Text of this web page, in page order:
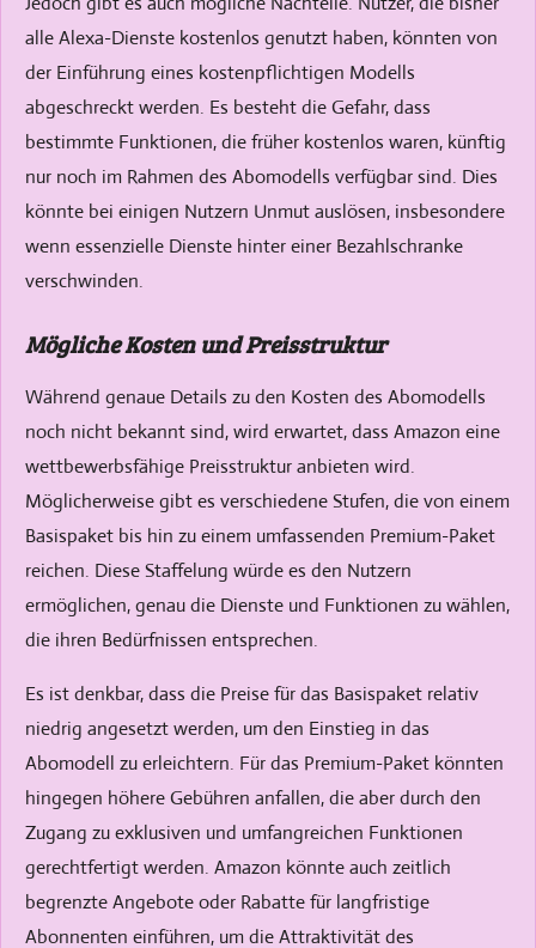
alle Alexa-Dienste kostenlos genutzt haben, könnten von
der Einführung eines kostenpflichtigen Modells
abgeschreckt werden. Es besteht die Gefahr, dass
bestimmte Funktionen, die früher kostenlos waren, künftig
nur noch im Rahmen des Abomodells verfügbar sind. Dies
könnte bei einigen Nutzern Unmut auslösen, insbesondere
wenn essenzielle Dienste hinter einer Bezahlschranke
verschwinden.
Mögliche Kosten und Preisstruktur
Während genaue Details zu den Kosten des Abomodells
noch nicht bekannt sind, wird erwartet, dass Amazon eine
wettbewerbsfähige Preisstruktur anbieten wird.
Möglicherweise gibt es verschiedene Stufen, die von einem
Basispaket bis hin zu einem umfassenden Premium-Paket
reichen. Diese Staffelung würde es den Nutzern
ermöglichen, genau die Dienste und Funktionen zu wählen,
die ihren Bedürfnissen entsprechen.
Es ist denkbar, dass die Preise für das Basispaket relativ
niedrig angesetzt werden, um den Einstieg in das
Abomodell zu erleichtern. Für das Premium-Paket könnten
hingegen höhere Gebühren anfallen, die aber durch den
Zugang zu exklusiven und umfangreichen Funktionen
gerechtfertigt werden. Amazon könnte auch zeitlich
begrenzte Angebote oder Rabatte für langfristige
Abonnenten einführen, um die Attraktivität des